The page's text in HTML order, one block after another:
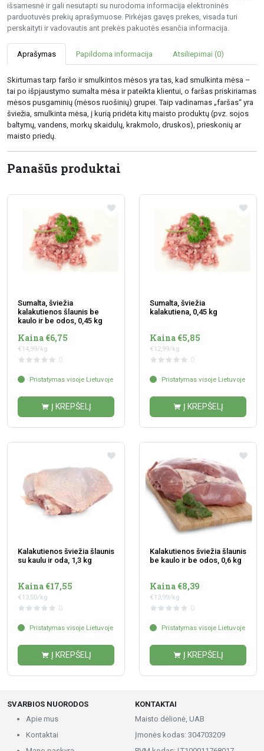
išsamesnė ir gali nesutapti su nurodoma informacija elektroninės
parduotuvės prekių aprašymuose. Pirkėjas gavęs prekes, visada turi
perskaityti ir vadovautis ant prekės pakuotės esančia informacija.
Aprašymas Papildoma informacija Atsiliepimai (0)
Skirtumas tarp faršo ir smulkintos mėsos yra tas, kad smulkinta mėsa –
tai po išpjaustymo sumalta mėsa ir pateikta klientui, o faršas priskiriamas
mėsos pusgaminių (mėsos ruošinių) grupei. Taip vadinamas „faršas“ yra
šviežia, smulkinta mėsa, į kurią pridėta kitų maisto produktų (pvz. sojos
baltymų, vandens, morkų skaidulų, krakmolo, druskos), prieskonių ar
maisto priedų.
Panašūs produktai
Sumalta, šviežia
kalakutienos šlaunis be
kaulo ir be odos, 0,45 kg
Kaina €6,75
€14,99/kg
0
Pristatymas visoje Lietuvoje
Į KREPŠELĮ
Sumalta, šviežia
kalakutiena, 0,45 kg
Kaina €5,85
€12,99/kg
0
Pristatymas visoje Lietuvoje
Į KREPŠELĮ
Kalakutienos šviežia šlaunis
su kaulu ir oda, 1,3 kg
Kaina €17,55
€13,50/kg
0
Pristatymas visoje Lietuvoje
Į KREPŠELĮ
Kalakutienos šviežia šlaunis
be kaulo ir be odos, 0,6 kg
Kaina €8,39
€13,99/kg
0
Pristatymas visoje Lietuvoje
Į KREPŠELĮ
SVARBIOS NUORODOS
Apie mus
Kontaktai
KONTAKTAI
Maisto dėlionė, UAB
Įmonės kodas: 304703209